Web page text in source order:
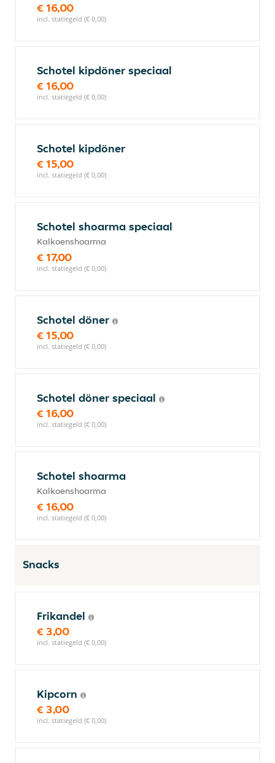
€ 16,00
incl. statiegeld (€ 0,00)
Schotel kipdöner speciaal
€ 16,00
incl. statiegeld (€ 0,00)
Schotel kipdöner
€ 15,00
incl. statiegeld (€ 0,00)
Schotel shoarma speciaal
Kalkoenshoarma
€ 17,00
incl. statiegeld (€ 0,00)
Schotel döner
€ 15,00
incl. statiegeld (€ 0,00)
Schotel döner speciaal
€ 16,00
incl. statiegeld (€ 0,00)
Schotel shoarma
Kalkoenshoarma
€ 16,00
incl. statiegeld (€ 0,00)
Snacks
Frikandel
€ 3,00
incl. statiegeld (€ 0,00)
Kipcorn
€ 3,00
incl. statiegeld (€ 0,00)